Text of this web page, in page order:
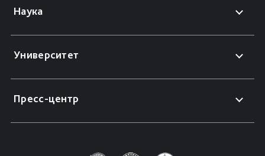
Наука
Университет
Пресс-центр